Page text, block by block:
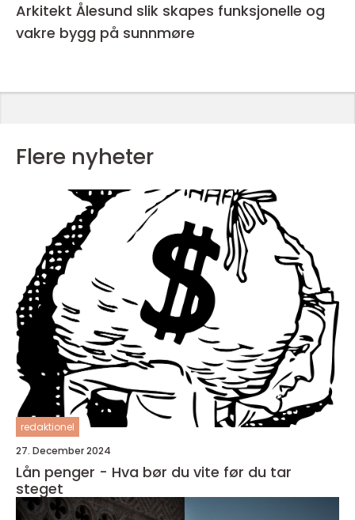
Arkitekt Ålesund slik skapes funksjonelle og
vakre bygg på sunnmøre
Flere nyheter
redaktionel
27. December 2024
Lån penger - Hva bør du vite før du tar
steget